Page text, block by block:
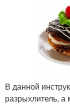
В данной
разрыхлитель, а